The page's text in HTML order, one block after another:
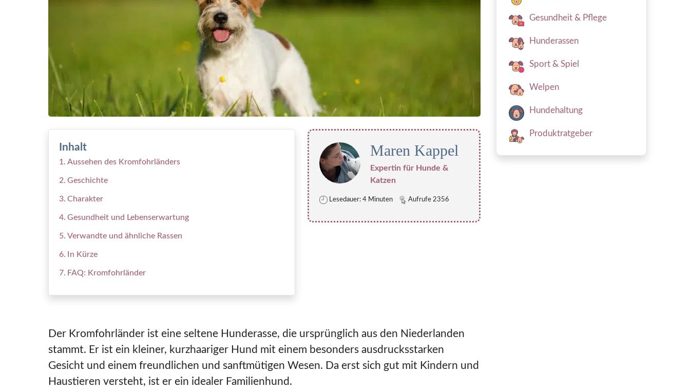
Inhalt
Aussehen des Kromfohrländers
Geschichte
Charakter
Gesundheit und Lebenserwartung
Verwandte und ähnliche Rassen
In Kürze
FAQ: Kromfohrländer
Maren Kappel
Expertin für Hunde &
Katzen
Lesedauer: 4 Minuten Aufrufe 2356
Der Kromfohrländer ist eine seltene Hunderasse, die ursprünglich aus den Niederlanden
stammt. Er ist ein kleiner, kurzhaariger Hund mit einem besonders ausdrucksstarken
Gesicht und einem freundlichen und sanftmütigen Wesen. Da erst sich gut mit Kindern und
Haustieren versteht, ist er ein idealer Familienhund.
Gesundheit & Pflege
Hunderassen
Sport & Spiel
Welpen
Hundehaltung
Produktratgeber